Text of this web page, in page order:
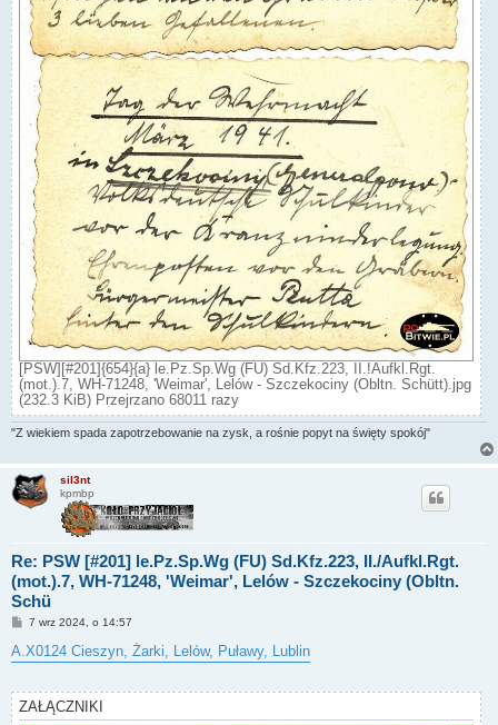
[PSW][#201]{654}{a} le.Pz.Sp.Wg (FU) Sd.Kfz.223, II.!Aufkl.Rgt.
(mot.).7, WH-71248, 'Weimar', Lelów - Szczekociny (Obltn. Schütt).jpg
(232.3 KiB) Przejrzano 68011 razy
"Z wiekiem spada zapotrzebowanie na zysk, a rośnie popyt na święty spokój"
sil3nt
kpmbp
Re: PSW [#201] le.Pz.Sp.Wg (FU) Sd.Kfz.223, II./Aufkl.Rgt.
(mot.).7, WH-71248, 'Weimar', Lelów - Szczekociny (Obltn.
Schü
P
s
t
7 wrz 2024, o 14:57
A.X0124 Cieszyn, Żarki, Lelów, Puławy, Lublin
ZAŁĄCZNIKI